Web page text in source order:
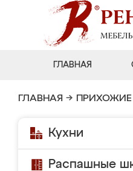
ГЛАВНАЯ
ГЛАВНАЯ → ПРИХОЖИЕ
Кухни
Распашные